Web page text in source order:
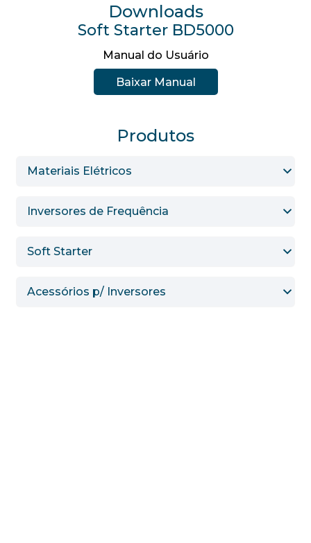
Produtos
Materiais Elétricos
Inversores de Frequência
Soft Starter
Acessórios p/ Inversores
Downloads
Soft Starter BD5000
Manual do Usuário
Baixar Manual